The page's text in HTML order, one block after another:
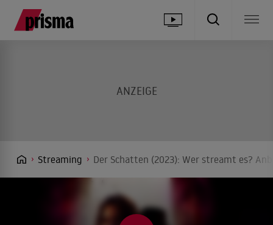
Streaming Der Schatten (2023): Wer streamt es?